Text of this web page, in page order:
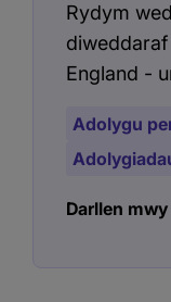
Rydym
England -
Adolygu
Darllen mwy